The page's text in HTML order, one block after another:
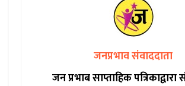
जनप्रभाव संवाददाता
जन प्रभाब साप्ताहिक